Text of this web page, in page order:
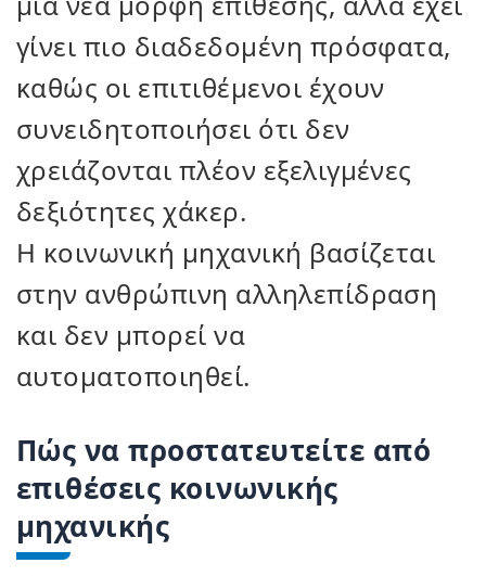
γίνει πιο διαδεδομένη πρόσφατα,
καθώς οι επιτιθέμενοι έχουν
συνειδητοποιήσει ότι δεν
χρειάζονται πλέον εξελιγμένες
δεξιότητες χάκερ.
Η κοινωνική μηχανική βασίζεται
στην ανθρώπινη αλληλεπίδραση
και δεν μπορεί να
αυτοματοποιηθεί.
Πώς να προστατευτείτε από
επιθέσεις κοινωνικής
μηχανικής